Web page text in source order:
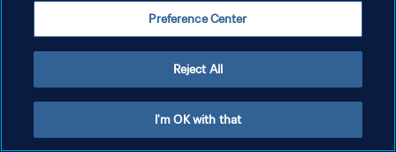
CONDITIONS D'UTILISATION
Copyright © 1994 - 2026 FIFA. Tous droits réservés.
Preference Center
Reject All
I'm OK with that